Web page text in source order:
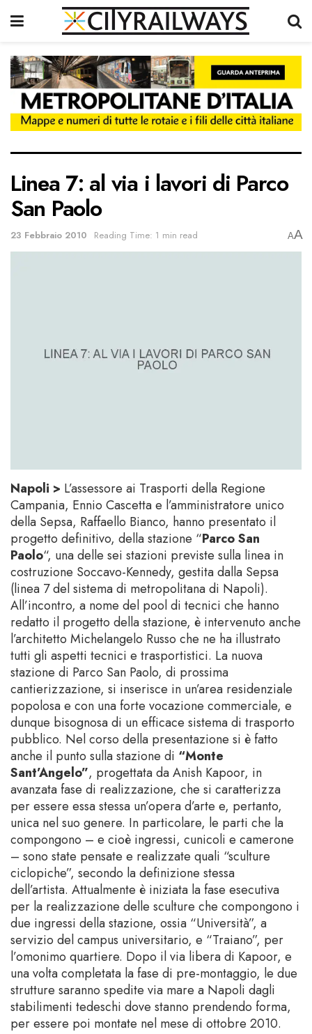
Linea 7: al via i lavori di Parco
San Paolo
23 Febbraio 2010 Reading Time: 1 min read AA
Napoli > L’assessore ai Trasporti della Regione
Campania, Ennio Cascetta e l’amministratore unico
della Sepsa, Raffaello Bianco, hanno presentato il
progetto definitivo, della stazione “Parco San
Paolo“, una delle sei stazioni previste sulla linea in
costruzione Soccavo-Kennedy, gestita dalla Sepsa
(linea 7 del sistema di metropolitana di Napoli).
All’incontro, a nome del pool di tecnici che hanno
redatto il progetto della stazione, è intervenuto anche
l’architetto Michelangelo Russo che ne ha illustrato
tutti gli aspetti tecnici e trasportistici. La nuova
stazione di Parco San Paolo, di prossima
cantierizzazione, si inserisce in un’area residenziale
popolosa e con una forte vocazione commerciale, e
dunque bisognosa di un efficace sistema di trasporto
pubblico. Nel corso della presentazione si è fatto
anche il punto sulla stazione di “Monte
Sant’Angelo”, progettata da Anish Kapoor, in
avanzata fase di realizzazione, che si caratterizza
per essere essa stessa un’opera d’arte e, pertanto,
unica nel suo genere. In particolare, le parti che la
compongono – e cioè ingressi, cunicoli e camerone
– sono state pensate e realizzate quali “sculture
ciclopiche”, secondo la definizione stessa
dell’artista. Attualmente è iniziata la fase esecutiva
per la realizzazione delle sculture che compongono i
due ingressi della stazione, ossia “Università”, a
servizio del campus universitario, e “Traiano”, per
l’omonimo quartiere. Dopo il via libera di Kapoor, e
una volta completata la fase di pre-montaggio, le due
strutture saranno spedite via mare a Napoli dagli
stabilimenti tedeschi dove stanno prendendo forma,
per essere poi montate nel mese di ottobre 2010.